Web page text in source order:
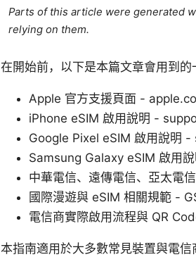
Parts of this article were generated
relying on them.
在開始前，以下是本篇文章會用到的
Apple 官方支援頁面 -
iPhone eSIM 啟用說明 -
Google Pixel eSIM 啟用說明
Samsung Galaxy eSIM 啟用
中華電信、遠傳電信、亞太電
國際漫遊與 eSIM 相關規範 -
電信商實際啟用流程與 QR
本指南適用於大多數常見裝置與電